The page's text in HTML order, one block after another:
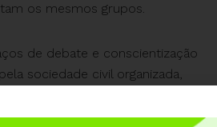
os mesmos grupos.
de debate e conscientização
sociedade civil organizada,
desafios da
da Biodiversidade. Uma das linhas